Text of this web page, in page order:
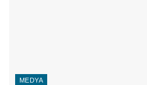
MEDYA